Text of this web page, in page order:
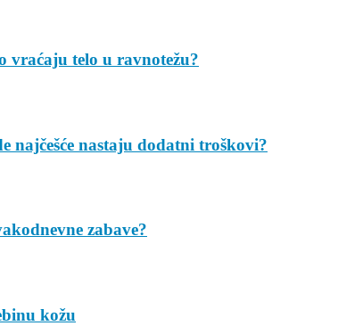
vraćaju telo u ravnotežu?
najčešće nastaju dodatni troškovi?
zabave?
kožu